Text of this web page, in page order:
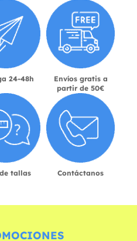
24-48h
Envíos gratis a
partir de 50€
tallas Contáctanos